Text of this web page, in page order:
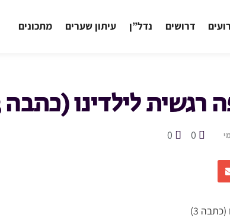
דרושים נדל”ן עיתון שערים מתכונים
רגשית לילדינו (כתבה 3)
0
0
3)